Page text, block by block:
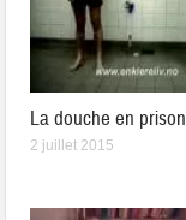
La douche en prison
2 juillet 2015